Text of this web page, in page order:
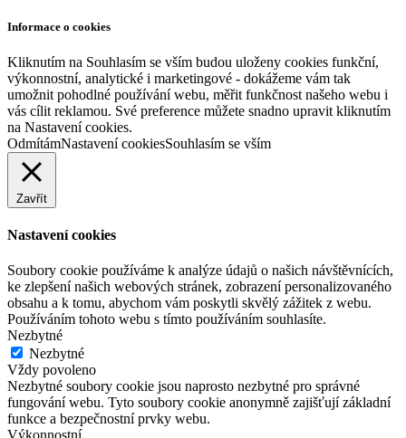
Informace o cookies
Kliknutím na Souhlasím se vším budou uloženy cookies funkční,
výkonnostní, analytické i marketingové - dokážeme vám tak
umožnit pohodlné používání webu, měřit funkčnost našeho webu i
vás cílit reklamou. Své preference můžete snadno upravit kliknutím
na Nastavení cookies.
OdmítámNastavení cookiesSouhlasím se vším
Zavřít
Nastavení cookies
Soubory cookie používáme k analýze údajů o našich návštěvnících,
ke zlepšení našich webových stránek, zobrazení personalizovaného
obsahu a k tomu, abychom vám poskytli skvělý zážitek z webu.
Používáním tohoto webu s tímto používáním souhlasíte.
Nezbytné
Nezbytné
Vždy povoleno
Nezbytné soubory cookie jsou naprosto nezbytné pro správné
fungování webu. Tyto soubory cookie anonymně zajišťují základní
funkce a bezpečnostní prvky webu.